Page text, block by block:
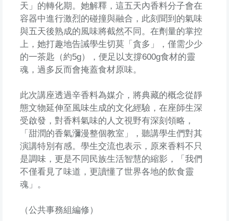
天」的轉化期。她解釋，這五天內香料分子會在
容器中進行激烈的碰撞與融合，此刻聞到的氣味
與五天後熟成的風味將截然不同。在劑量的掌控
上，她打趣地告誡學生切莫「貪多」，僅需少少
的一茶匙（約5g），便足以支撐600g食材的靈
魂，過多反而會掩蓋食材原味。
此次講座透過辛香料為媒介，將典藏的概念從靜
態文物延伸至風味生成的文化經驗，在座師生深
受啟發，對香料氣味的人文視野有深刻領略，
「甜潤的香氣瀰漫整個教室」，聽講學生們對其
演講特別有感。學生交流也表示，原來香料不只
是調味，更是不同民族生活智慧的縮影，「我們
不僅看見了味道，更讀懂了世界各地的飲食靈
魂」。
（公共事務組編修）